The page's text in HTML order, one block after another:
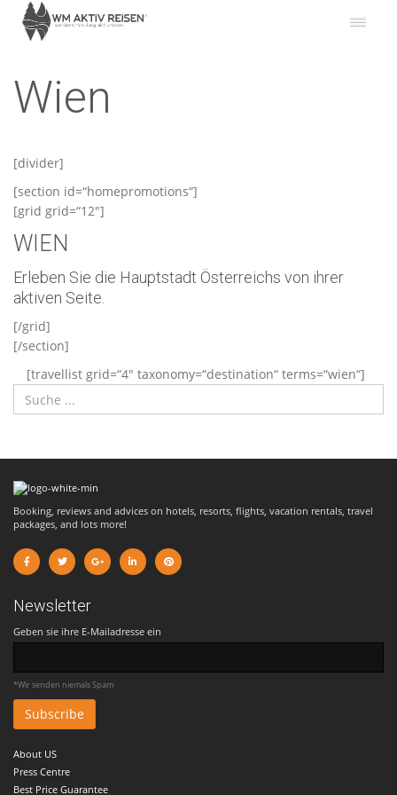
Wien
[divider]
[section id=“homepromotions“]
[grid grid=“12″]
WIEN
Erleben Sie die Hauptstadt Österreichs von ihrer
aktiven Seite.
[/grid]
[/section]
[travellist grid=“4″ taxonomy=“destination“ terms=“wien“]
Booking, reviews and advices on hotels, resorts, flights, vacation rentals, travel
packages, and lots more!
Newsletter
Geben sie ihre E-Mailadresse ein
*Wir senden niemals Spam
About US
Press Centre
Best Price Guarantee